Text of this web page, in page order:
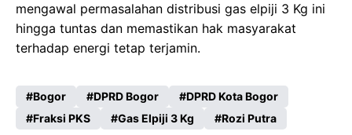
mengawal permasalahan distribusi gas elpiji 3 Kg ini
hingga tuntas dan memastikan hak masyarakat
terhadap energi tetap terjamin.
Bogor DPRD Bogor
DPRD Kota Bogor
Fraksi PKS
Gas Elpiji 3 Kg Rozi Putra